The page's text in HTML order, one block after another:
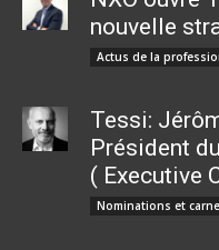
nouvelle
Actus de la
Tessi:
Président
( Executive
Nominations et